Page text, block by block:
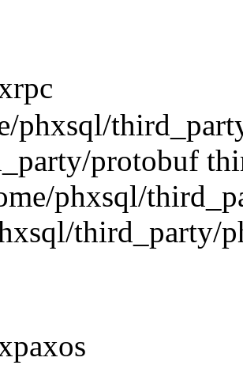
phxsql/
protobuf
phxsql/
third_party/